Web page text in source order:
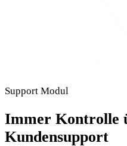
Support Modul
Immer Kontrolle
Kundensupport